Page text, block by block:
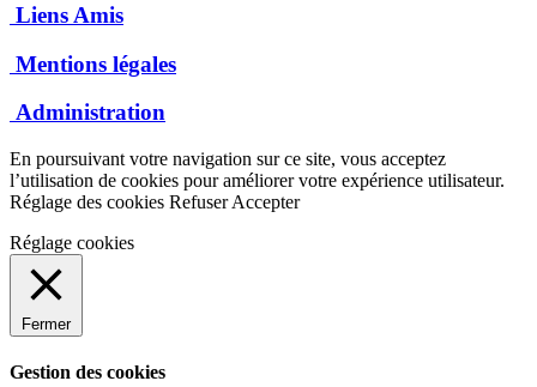
Liens Amis
Mentions légales
Administration
En poursuivant votre navigation sur ce site, vous acceptez
l’utilisation de cookies pour améliorer votre expérience utilisateur.
Réglage des cookies Refuser Accepter
Réglage cookies
Fermer
Gestion des cookies